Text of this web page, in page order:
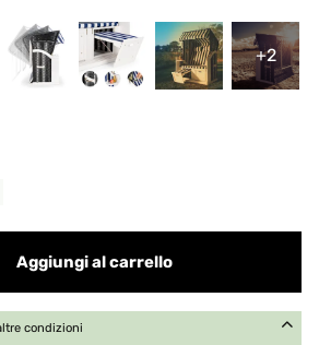
+2
Aggiungi al carrello
condizioni